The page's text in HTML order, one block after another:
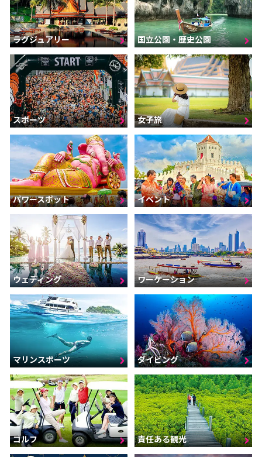
ラグジュアリー 国立公園・歴史公園
スポーツ 女子旅
パワースポット イベント
ウェディング ワーケーション
マリンスポーツ ダイビング
ゴルフ 責任ある観光